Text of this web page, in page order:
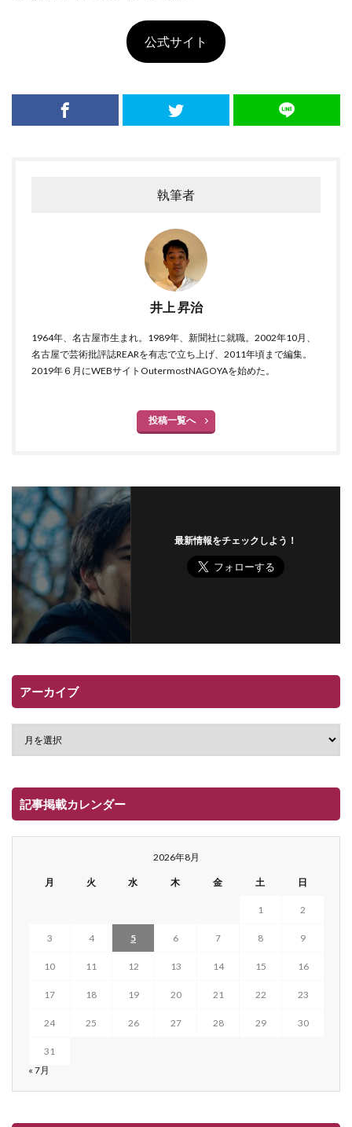
公式サイト
執筆者
井上 昇治
1964年、名古屋市生まれ。1989年、新聞社に就職。2002年10月、
名古屋で芸術批評誌REARを有志で立ち上げ、2011年頃まで編集。
2019年６月にWEBサイトOutermostNAGOYAを始めた。
投稿一覧へ
最新情報をチェックしよう！
アーカイブ
記事掲載カレンダー
2026年8月
月 火 水 木 金 土 日
1 2
3 4 5 6 7 8 9
10 11 12 13 14 15 16
17 18 19 20 21 22 23
24 25 26 27 28 29 30
31
« 7月